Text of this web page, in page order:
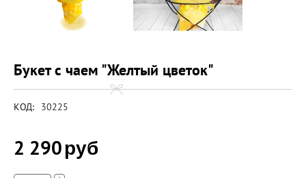
Букет с чаем "Желтый цветок"
КОД: 30225
2 290 руб